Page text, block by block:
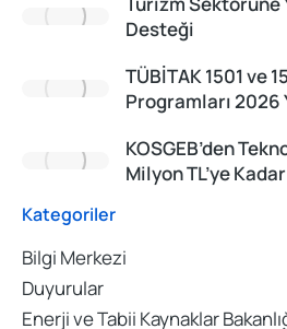
Desteği
TÜBİTAK 1501 ve
Programları 2026
KOSGEB’den
Milyon TL’ye
Kategoriler
Bilgi Merkezi
Duyurular
Enerji ve Tabii Kaynaklar